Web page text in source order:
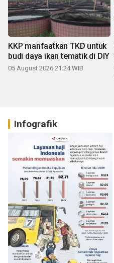
KKP manfaatkan TKD untuk
budi daya ikan tematik di DIY
05 August 2026 21:24 WIB
Infografik